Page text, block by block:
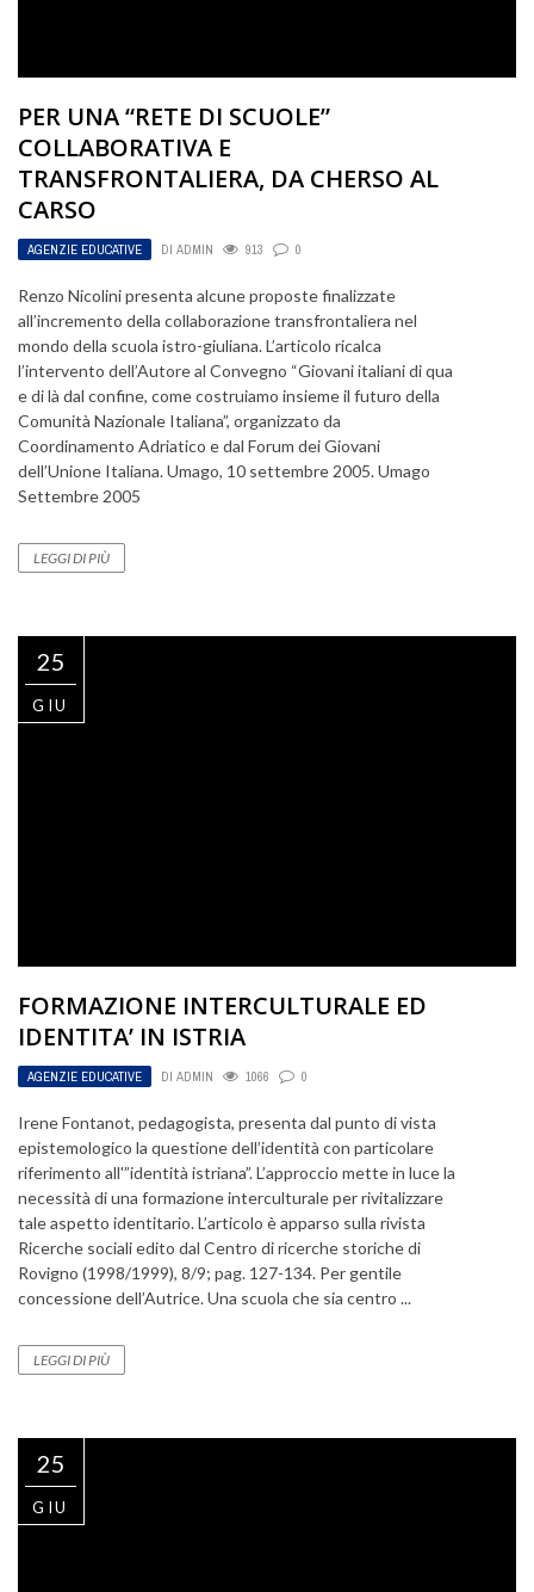
PER UNA “RETE DI SCUOLE”
COLLABORATIVA E
TRANSFRONTALIERA, DA CHERSO AL
CARSO
AGENZIE EDUCATIVE DI ADMIN 913 0
Renzo Nicolini presenta alcune proposte finalizzate
all’incremento della collaborazione transfrontaliera nel
mondo della scuola istro-giuliana. L’articolo ricalca
l’intervento dell’Autore al Convegno “Giovani italiani di qua
e di là dal confine, come costruiamo insieme il futuro della
Comunità Nazionale Italiana”, organizzato da
Coordinamento Adriatico e dal Forum dei Giovani
dell’Unione Italiana. Umago, 10 settembre 2005. Umago
Settembre 2005
LEGGI DI PIÙ
25
GIU
FORMAZIONE INTERCULTURALE ED
IDENTITA’ IN ISTRIA
AGENZIE EDUCATIVE DI ADMIN 1066 0
Irene Fontanot, pedagogista, presenta dal punto di vista
epistemologico la questione dell’identità con particolare
riferimento all'”identità istriana”. L’approccio mette in luce la
necessità di una formazione interculturale per rivitalizzare
tale aspetto identitario. L’articolo è apparso sulla rivista
Ricerche sociali edito dal Centro di ricerche storiche di
Rovigno (1998/1999), 8/9; pag. 127-134. Per gentile
concessione dell’Autrice. Una scuola che sia centro ...
LEGGI DI PIÙ
25
GIU